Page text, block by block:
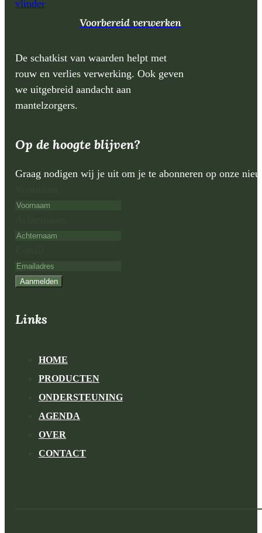
Voorbereid verwerken
De schatkist van waarden helpt met
rouw en verlies verwerking. Ook geven
we uitgebreid aandacht aan
mantelzorgers.
Op de hoogte blijven?
Graag nodigen wij je uit om je te abonneren op onze
Aanmelden
Links
HOME
PRODUCTEN
ONDERSTEUNING
AGENDA
OVER
CONTACT